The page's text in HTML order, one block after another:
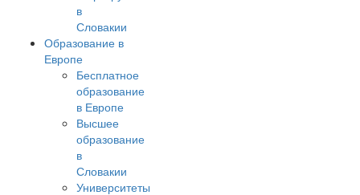
в
Словакии
Образование в
Европе
Бесплатное
образование
в Европе
Высшее
образование
в
Словакии
Университеты